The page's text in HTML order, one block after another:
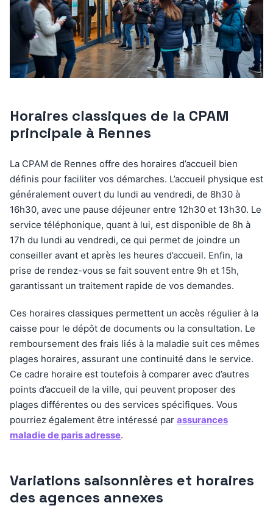
Horaires classiques de la CPAM
principale à Rennes
La CPAM de Rennes offre des horaires d’accueil bien
définis pour faciliter vos démarches. L’accueil physique est
généralement ouvert du lundi au vendredi, de 8h30 à
16h30, avec une pause déjeuner entre 12h30 et 13h30. Le
service téléphonique, quant à lui, est disponible de 8h à
17h du lundi au vendredi, ce qui permet de joindre un
conseiller avant et après les heures d’accueil. Enfin, la
prise de rendez-vous se fait souvent entre 9h et 15h,
garantissant un traitement rapide de vos demandes.
Ces horaires classiques permettent un accès régulier à la
caisse pour le dépôt de documents ou la consultation. Le
remboursement des frais liés à la maladie suit ces mêmes
plages horaires, assurant une continuité dans le service.
Ce cadre horaire est toutefois à comparer avec d’autres
points d’accueil de la ville, qui peuvent proposer des
plages différentes ou des services spécifiques. Vous
pourriez également être intéressé par assurances
maladie de paris adresse.
Variations saisonnières et horaires
des agences annexes